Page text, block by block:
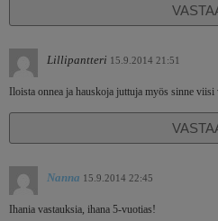
Lillipantteri 15.9.2014 21:51
Iloista onnea ja hauskoja juttuja myös sinne viisi
Nanna 15.9.2014 22:45
Ihania vastauksia, ihana 5-vuotias!